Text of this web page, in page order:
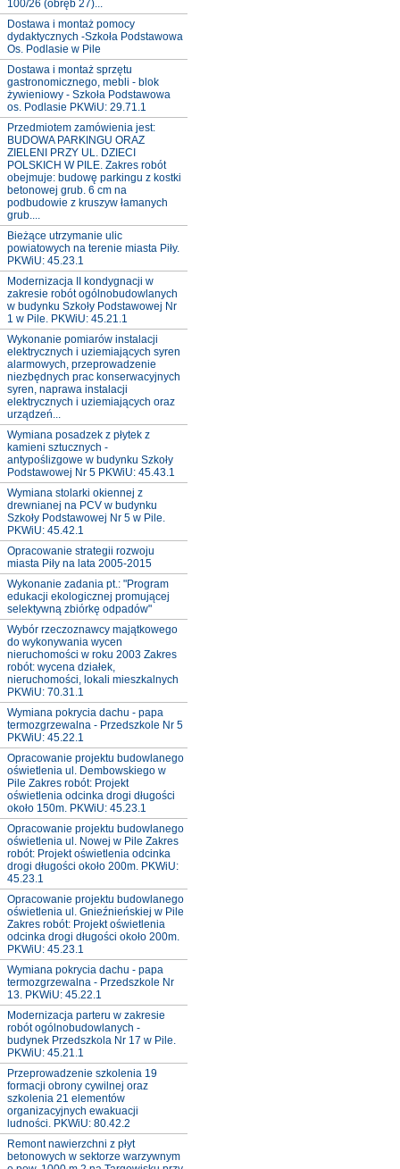
100/26 (obręb 27)...
Dostawa i montaż pomocy
dydaktycznych -Szkoła Podstawowa
Os. Podlasie w Pile
Dostawa i montaż sprzętu
gastronomicznego, mebli - blok
żywieniowy - Szkoła Podstawowa
os. Podlasie PKWiU: 29.71.1
Przedmiotem zamówienia jest:
BUDOWA PARKINGU ORAZ
ZIELENI PRZY UL. DZIECI
POLSKICH W PILE. Zakres robót
obejmuje: budowę parkingu z kostki
betonowej grub. 6 cm na
podbudowie z kruszyw łamanych
grub....
Bieżące utrzymanie ulic
powiatowych na terenie miasta Piły.
PKWiU: 45.23.1
Modernizacja II kondygnacji w
zakresie robót ogólnobudowlanych
w budynku Szkoły Podstawowej Nr
1 w Pile. PKWiU: 45.21.1
Wykonanie pomiarów instalacji
elektrycznych i uziemiających syren
alarmowych, przeprowadzenie
niezbędnych prac konserwacyjnych
syren, naprawa instalacji
elektrycznych i uziemiających oraz
urządzeń...
Wymiana posadzek z płytek z
kamieni sztucznych -
antypoślizgowe w budynku Szkoły
Podstawowej Nr 5 PKWiU: 45.43.1
Wymiana stolarki okiennej z
drewnianej na PCV w budynku
Szkoły Podstawowej Nr 5 w Pile.
PKWiU: 45.42.1
Opracowanie strategii rozwoju
miasta Piły na lata 2005-2015
Wykonanie zadania pt.: "Program
edukacji ekologicznej promującej
selektywną zbiórkę odpadów"
Wybór rzeczoznawcy majątkowego
do wykonywania wycen
nieruchomości w roku 2003 Zakres
robót: wycena działek,
nieruchomości, lokali mieszkalnych
PKWiU: 70.31.1
Wymiana pokrycia dachu - papa
termozgrzewalna - Przedszkole Nr 5
PKWiU: 45.22.1
Opracowanie projektu budowlanego
oświetlenia ul. Dembowskiego w
Pile Zakres robót: Projekt
oświetlenia odcinka drogi długości
około 150m. PKWiU: 45.23.1
Opracowanie projektu budowlanego
oświetlenia ul. Nowej w Pile Zakres
robót: Projekt oświetlenia odcinka
drogi długości około 200m. PKWiU:
45.23.1
Opracowanie projektu budowlanego
oświetlenia ul. Gnieźnieńskiej w Pile
Zakres robót: Projekt oświetlenia
odcinka drogi długości około 200m.
PKWiU: 45.23.1
Wymiana pokrycia dachu - papa
termozgrzewalna - Przedszkole Nr
13. PKWiU: 45.22.1
Modernizacja parteru w zakresie
robót ogólnobudowlanych -
budynek Przedszkola Nr 17 w Pile.
PKWiU: 45.21.1
Przeprowadzenie szkolenia 19
formacji obrony cywilnej oraz
szkolenia 21 elementów
organizacyjnych ewakuacji
ludności. PKWiU: 80.42.2
Remont nawierzchni z płyt
betonowych w sektorze warzywnym